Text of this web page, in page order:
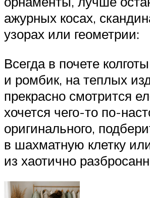
ажурных косах,
узорах или геометрии:
Всегда в почете
и ромбик, на теплых
прекрасно смотрится
хочется чего-то по-
оригинального,
в шахматную клетку
из хаотично